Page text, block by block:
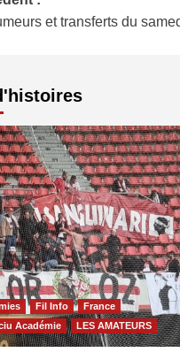
et transferts du
Fil Info
France
Académie
LES AMATEURS